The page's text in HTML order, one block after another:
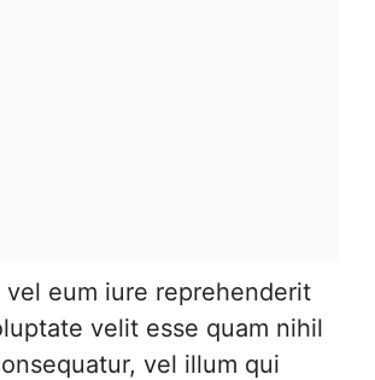
vel eum iure reprehenderit
velit esse quam nihil
vel illum qui